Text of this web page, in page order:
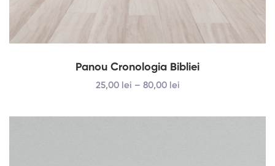
Panou Cronologia Bibliei
25,00 lei – 80,00 lei